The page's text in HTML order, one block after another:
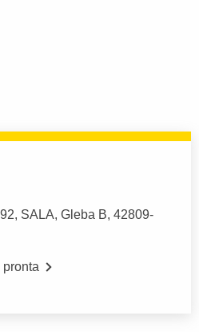
SALA, Gleba B, 42809-
pronta